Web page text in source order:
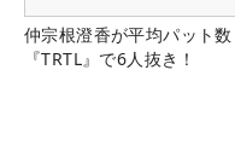
仲宗根澄香が平均パット数
『TRTL』で6人抜き！